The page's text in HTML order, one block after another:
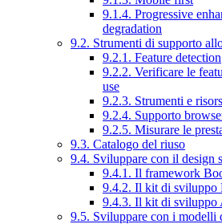
9.1.4. Progressive
degradation
9.2. Strumenti di supporto
9.2.1. Feature detection
9.2.2. Verificare le
use
9.2.3. Strumenti e
9.2.4. Supporto
9.2.5. Misurare le
9.3. Catalogo del riuso
9.4. Sviluppare con il design
9.4.1. Il framework
9.4.2. Il kit di sviluppo
9.4.3. Il kit di sviluppo
9.5. Sviluppare con i modelli